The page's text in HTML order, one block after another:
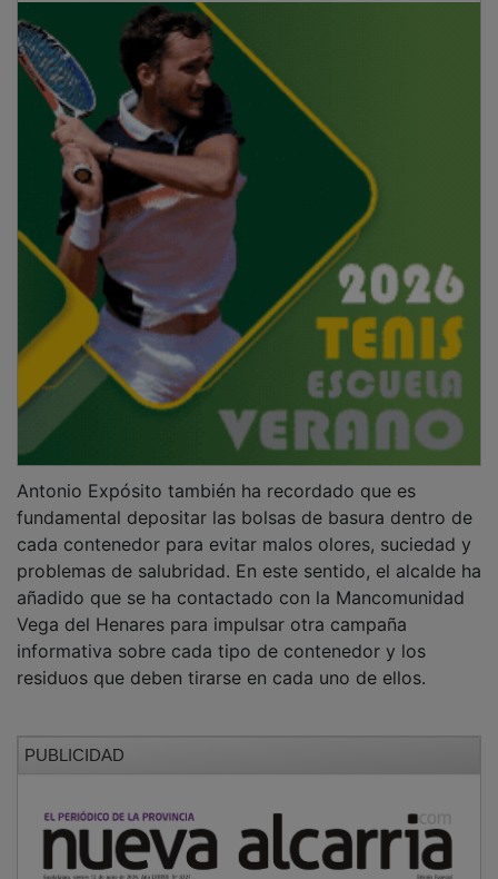
Antonio Expósito también ha recordado que es
fundamental depositar las bolsas de basura dentro de
cada contenedor para evitar malos olores, suciedad y
problemas de salubridad. En este sentido, el alcalde ha
añadido que se ha contactado con la Mancomunidad
Vega del Henares para impulsar otra campaña
informativa sobre cada tipo de contenedor y los
residuos que deben tirarse en cada uno de ellos.
PUBLICIDAD